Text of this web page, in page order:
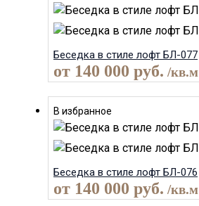
Беседка в стиле лофт БЛ-077
от 140 000 руб. /кв.м
В избранное
Беседка в стиле лофт БЛ-076
от 140 000 руб. /кв.м